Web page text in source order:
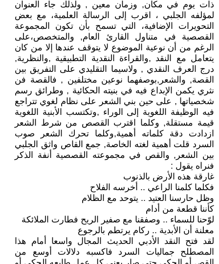
ذات يوم في مكان, وزمان معين , ولذلك جاء العنوان
لمؤلفه الجلبي ، اقرب إلى الرسالة العلمية، مع بعض
التحويرات الإضافية، التي تسمح بأن تكون المجموعة
القصصية في متناول القارئ العام, والمتخصص،على
الرغم من أن نوعية الموضوع لا يتوقف عندها إلا من كان
يتعامل مع النقد ,والقراءة النقدية التطبيقية ,والنظرية,
درج العرف النقدي , ولاسيما التقليدي على التفريق بين
القصة, والشعر,بوصفهما نوعين مختلفين , فالقصة فن
نثري يكمن الإبداع فيه في بنيته الحكائية , وطرائق رسم
شخصياتها , على حين بني الشعر على نظام لغوي تتراجع
فيه الوظيفة اللغوية إلى الوراء ,وتكتسب الأبنية اللغوية
قيمة مستقلة, وكلما اقترب القصص من شرط الشعر
ازدادت دقة كلماته أهمية,وكلما تحرك الشعر صوب
السرد قلت أهمية لغته الخاصة, جمع القاص واثق الجلبي
بين الشعر, والقص في مجموعته القصصية أنفة الذكر
فنراه يقول :
غارقة هذه الأرض بالذنوب
فكلما كلمنا الراعي .. أخرسه الفلاح
وظل حارسنا العتيد .. يتوحد مع الظلام
كأننا قطعة من أدام
لوّحنا للسماء .. وصفقنا مع صفير الريح فطارت الملائكة
معلنة أن الأبدية .. ركام يرتطم بالرجوع
لقد فتح النقد الأدبي الحديث المجال واسعا أمام هذا
المصطلح جماليات السرد فاكسبه دلالات أوسع من